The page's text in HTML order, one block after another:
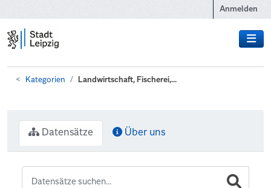
Anmelden
Kategorien Landwirtschaft, Fischerei,...
Datensätze Über uns